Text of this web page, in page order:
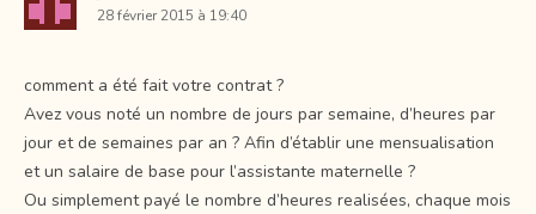
28 février 2015 à 19:40
comment a été fait votre contrat ?
Avez vous noté un nombre de jours par semaine, d’heures par
jour et de semaines par an ? Afin d’établir une mensualisation
et un salaire de base pour l’assistante maternelle ?
Ou simplement payé le nombre d’heures realisées, chaque mois